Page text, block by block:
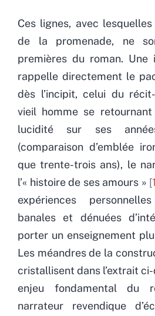
Ces lignes, avec
de la promenade, ne
premières du roman. Une
rappelle directement le
dès l’incipit, celui du
vieil homme se
lucidité sur ses
(comparaison d’emblée
que trente-trois ans), le
l’« histoire de ses amours » 1
expériences
banales et dénuées
porter un enseignement
Les méandres de la
cristallisent dans l’extrait
enjeu fondamental du
narrateur revendique